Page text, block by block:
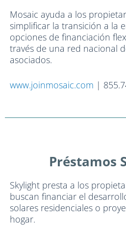
Mosaic ayuda a los
simplificar la transición a la
opciones de financiación
través de una red nacional
asociados.
www.joinmosaic.com |
Préstamos
Skylight presta a los
buscan financiar el
solares residenciales o
hogar.